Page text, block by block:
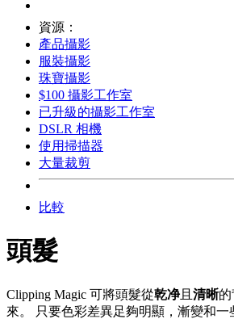
資源：
產品攝影
服裝攝影
珠寶攝影
$100 攝影工作室
已升級的攝影工作室
DSLR 相機
使用掃描器
大量裁剪
比較
頭髮
Clipping Magic 可將頭髮從乾净且 清晰的
來。 只要色彩差異足夠明顯，漸變和一